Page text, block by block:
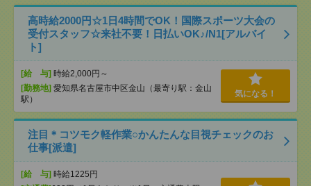
高時給2000円☆1日4時間でOK！国際スポーツ大会の
受付スタッフ☆来社不要！日払いOK♪/N1[アルバイ
ト]
[給 与] 時給2,000円～
[勤務地] 愛知県名古屋市中区金山（最寄り駅：金山
駅）
気になる！
注目＊コツモク軽作業○かんたんな目視チェックのお
仕事[派遣]
[給 与] 時給1225円